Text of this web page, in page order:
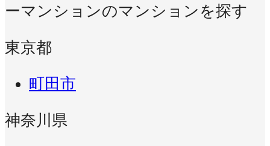
ーマンションのマンションを探す
東京都
町田市
神奈川県